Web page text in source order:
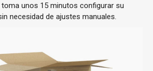
unos 15 minutos configurar su
necesidad de ajustes manuales.